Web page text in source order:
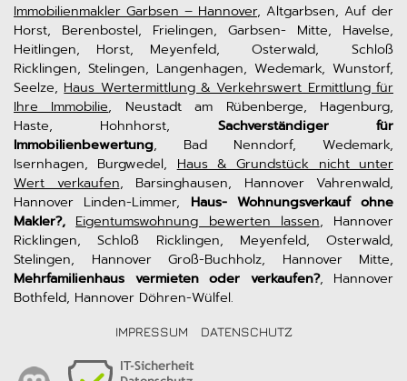
Immobilienmakler Garbsen – Hannover, Altgarbsen, Auf der
Horst, Berenbostel, Frielingen, Garbsen- Mitte, Havelse,
Heitlingen, Horst, Meyenfeld, Osterwald, Schloß
Ricklingen, Stelingen, Langenhagen, Wedemark, Wunstorf,
Seelze, Haus Wertermittlung & Verkehrswert Ermittlung für
Ihre Immobilie, Neustadt am Rübenberge, Hagenburg,
Haste, Hohnhorst, Sachverständiger für
Immobilienbewertung, Bad Nenndorf, Wedemark,
Isernhagen, Burgwedel, Haus & Grundstück nicht unter
Wert verkaufen, Barsinghausen, Hannover Vahrenwald,
Hannover Linden-Limmer, Haus- Wohnungsverkauf ohne
Makler?, Eigentumswohnung bewerten lassen, Hannover
Ricklingen, Schloß Ricklingen, Meyenfeld, Osterwald,
Stelingen, Hannover Groß-Buchholz, Hannover Mitte,
Mehrfamilienhaus vermieten oder verkaufen?, Hannover
Bothfeld, Hannover Döhren-Wülfel.
IMPRESSUM DATENSCHUTZ